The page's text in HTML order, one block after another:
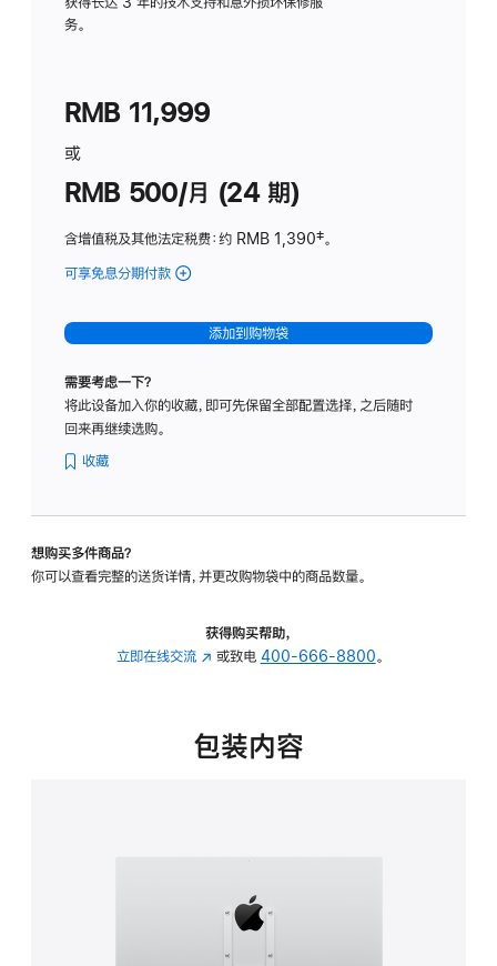
务。
RMB 11,999
或
RMB 500/月 (24 期)
含增值税及其他法定税费：约 RMB 1,390脚
‡。
可享免息分期付款 (Studio
-
标
璃
转
的
添加到购物袋
需要考虑一下？
将此设备加入你的收藏，即可先保留全部配置选择，之后随时
回来再继续选购。
收藏
想购买多件商品？
你可以查看完整的送货详情，并更改购物袋中的商品数量。
获得购买帮助，
立即在线交流 (在
中
或致电 400-666-8800。
包装内容